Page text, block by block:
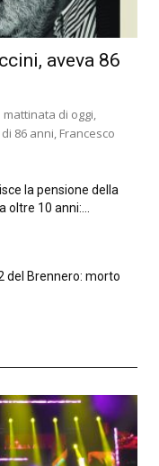
aveva 86
di oggi,
86 anni, Francesco
la pensione della
10 anni:...
del Brennero: morto